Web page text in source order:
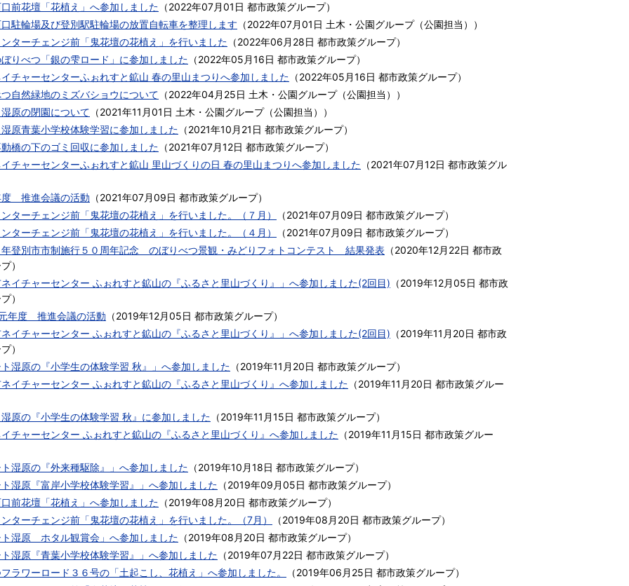
前花壇「花植え」へ参加しました （2022年07月01日 都市政策グループ）
駐輪場及び登別駅駐輪場の放置自転車を整理します （2022年07月01日 土木・公園グループ（公園担当）
）
ターチェンジ前「鬼花壇の花植え」を行いました （2022年06月28日 都市政策グループ）
りべつ「銀の雫ロード」に参加しました （2022年05月16日 都市政策グループ）
チャーセンターふぉれすと鉱山 春の里山まつりへ参加しました （2022年05月16日 都市政策グループ）
自然緑地のミズバショウについて （2022年04月25日 土木・公園グループ（公園担当）
）
原の閉園について （2021年11月01日 土木・公園グループ（公園担当）
）
原青葉小学校体験学習に参加しました （2021年10月21日 都市政策グループ）
橋の下のゴミ回収に参加しました （2021年07月12日 都市政策グループ）
チャーセンターふぉれすと鉱山 里山づくりの日 春の里山まつりへ参加しました （2021年07月12日 都市政策グル
度 推進会議の活動 （2021年07月09日 都市政策グループ）
ターチェンジ前「鬼花壇の花植え」を行いました。（７月）
（2021年07月09日 都市政策グループ）
ターチェンジ前「鬼花壇の花植え」を行いました。（４月）
（2021年07月09日 都市政策グループ）
年登別市市制施行５０周年記念 のぼりべつ景観・みどりフォトコンテスト 結果発表 （2020年12月22日 都市政
）
イチャーセンター ふぉれすと鉱山の『ふるさと里山づくり』」へ参加しました(2回目) （2019年12月05日 都市政
）
年度 推進会議の活動 （2019年12月05日 都市政策グループ）
イチャーセンター ふぉれすと鉱山の『ふるさと里山づくり』」へ参加しました(2回目) （2019年11月20日 都市政
）
湿原の『小学生の体験学習 秋』」へ参加しました （2019年11月20日 都市政策グループ）
イチャーセンター ふぉれすと鉱山の『ふるさと里山づくり』へ参加しました （2019年11月20日 都市政策グルー
原の『小学生の体験学習 秋』に参加しました （2019年11月15日 都市政策グループ）
チャーセンター ふぉれすと鉱山の『ふるさと里山づくり』へ参加しました （2019年11月15日 都市政策グルー
湿原の『外来種駆除』」へ参加しました （2019年10月18日 都市政策グループ）
湿原『富岸小学校体験学習』」へ参加しました （2019年09月05日 都市政策グループ）
前花壇「花植え」へ参加しました （2019年08月20日 都市政策グループ）
ターチェンジ前「鬼花壇の花植え」を行いました。（7月）
（2019年08月20日 都市政策グループ）
湿原 ホタル観賞会」へ参加しました （2019年08月20日 都市政策グループ）
湿原『青葉小学校体験学習』」へ参加しました （2019年07月22日 都市政策グループ）
ラワーロード３６号の「土起こし、花植え」へ参加しました。
（2019年06月25日 都市政策グループ）